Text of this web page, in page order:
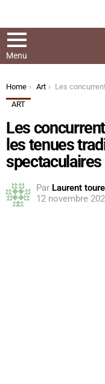
Menu
You are here:
Home Art
Les concurrentes de Miss Mexique ont les tenues traditionnelles
ART
Les
les tenues
spectaculaires
Par Laurent
12 novembre